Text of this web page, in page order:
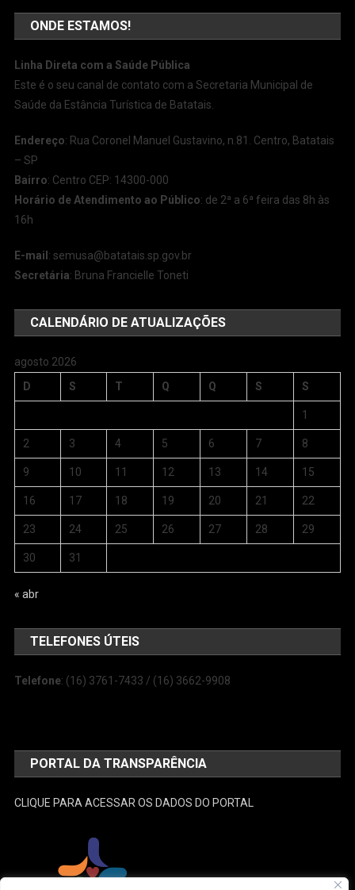
ONDE ESTAMOS!
Linha Direta com a Saúde Pública
Este é o seu canal de contato com a Secretaria Municipal de
Saúde da Estância Turística de Batatais.
Endereço: Rua Coronel Manuel Gustavino, n.81. Centro, Batatais
– SP
Bairro: Centro CEP: 14300-000
Horário de Atendimento ao Público: de 2ª a 6ª feira das 8h às
16h
E-mail :semusa@batatais.sp.gov.br
Secretária: Bruna Francielle Toneti
CALENDÁRIO DE ATUALIZAÇÕES
agosto 2026
D
S T Q Q S S
1
2 3 4 5 6 7 8
9 10 11 12 13 14 15
16 17 18 19 20 21 22
23 24 25 26 27 28 29
30 31
« abr
TELEFONES ÚTEIS
Telefone: (16) 3761-7433 / (16) 3662-9908
PORTAL DA TRANSPARÊNCIA
CLIQUE PARA ACESSAR OS DADOS DO PORTAL